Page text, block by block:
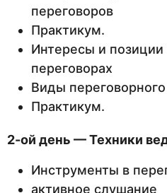
переговоров
Практикум.
Интересы и позиции
переговорах
Виды
Практикум.
2-ой день — Техники
Инструменты в
активное слушание